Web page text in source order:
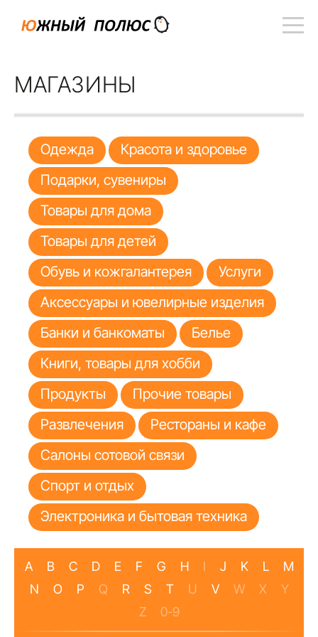
МАГАЗИНЫ
Одежда
Красота и здоровье
Подарки, сувениры
Товары для дома
Товары для детей
Обувь и кожгалантерея
Услуги
Аксессуары и ювелирные изделия
Банки и банкоматы
Белье
Книги, товары для хобби
Продукты
Прочие товары
Развлечения
Рестораны и кафе
Салоны сотовой связи
Спорт и отдых
Электроника и бытовая техника
A B C D E F G H I J K L
M
N
O P Q R S T U V W X
Y
Z
0-9